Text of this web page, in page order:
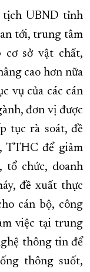
tịch UBND tỉnh
tới, trung tâm
cơ sở vật chất,
cao hơn nữa
vụ của các cán
đơn vị được
tục rà soát, đề
TTHC để giảm
tổ chức, doanh
đề xuất thực
cán bộ, công
việc tại trung
thông tin để
thông suốt,